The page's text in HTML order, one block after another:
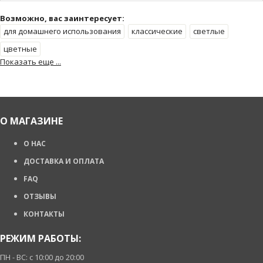
Возможно, вас заинтересует:
Показать еще ...
для домашнего использования классические
светлые
цветные
О МАГАЗИНЕ
О НАС
ДОСТАВКА И ОПЛАТА
FAQ
ОТЗЫВЫ
КОНТАКТЫ
РЕЖИМ РАБОТЫ:
ПН - ВС: с 10:00 до 20:00